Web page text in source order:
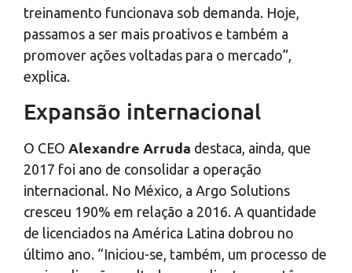
treinamento funcionava sob demanda. Hoje,
passamos a ser mais proativos e também a
promover ações voltadas para o mercado”,
explica.
Expansão internacional
O CEO Alexandre Arruda destaca, ainda, que
2017 foi ano de consolidar a operação
internacional. No México, a Argo Solutions
cresceu 190% em relação a 2016. A quantidade
de licenciados na América Latina dobrou no
último ano. “Iniciou-se, também, um processo de